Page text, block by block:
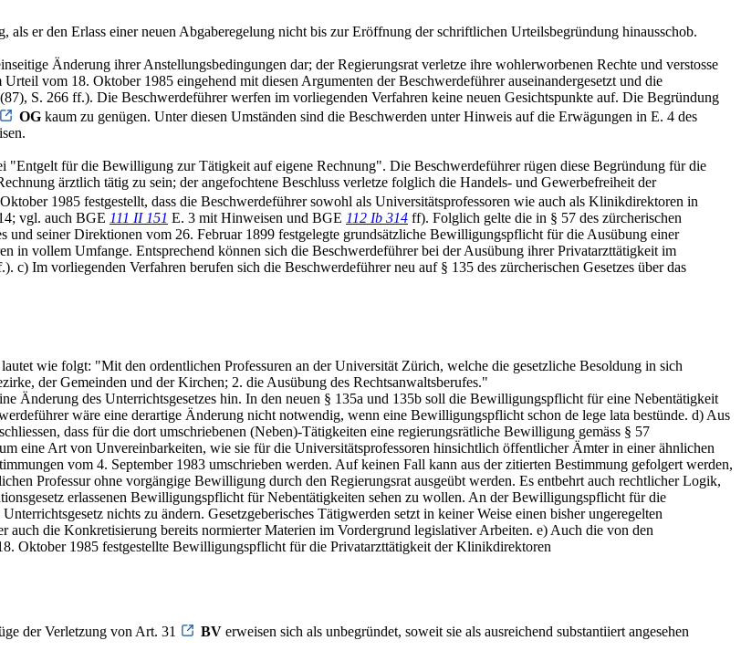
er den Erlass einer neuen Abgaberegelung nicht bis zur Eröffnung der schriftlichen Urteilsbegründung hinausschob.
Änderung ihrer Anstellungsbedingungen dar; der Regierungsrat verletze ihre wohlerworbenen Rechte und verstosse
vom 18. Oktober 1985 eingehend mit diesen Argumenten der Beschwerdeführer auseinandergesetzt und die
S. 266 ff.). Die Beschwerdeführer werfen im vorliegenden Verfahren keine neuen Gesichtspunkte auf. Die Begründung
OG kaum zu genügen. Unter diesen Umständen sind die Beschwerden unter Hinweis auf die Erwägungen in E. 4 des
"Entgelt für die Bewilligung zur Tätigkeit auf eigene Rechnung". Die Beschwerdeführer rügen diese Begründung für die
ärztlich tätig zu sein; der angefochtene Beschluss verletze folglich die Handels- und Gewerbefreiheit der
1985 festgestellt, dass die Beschwerdeführer sowohl als Universitätsprofessoren wie auch als Klinikdirektoren in
vgl. auch BGE 111 II 151 E. 3 mit Hinweisen und BGE 112 Ib 314 ff). Folglich gelte die in § 57 des zürcherischen
und seiner Direktionen vom 26. Februar 1899 festgelegte grundsätzliche Bewilligungspflicht für die Ausübung einer
vollem Umfange. Entsprechend können sich die Beschwerdeführer bei der Ausübung ihrer Privatarzttätigkeit im
Im vorliegenden Verfahren berufen sich die Beschwerdeführer neu auf § 135 des zürcherischen Gesetzes über das
wie folgt: "Mit den ordentlichen Professuren an der Universität Zürich, welche die gesetzliche Besoldung in sich
der Gemeinden und der Kirchen; 2. die Ausübung des Rechtsanwaltsberufes."
Änderung des Unterrichtsgesetzes hin. In den neuen § 135a und 135b soll die Bewilligungspflicht für eine Nebentätigkeit
wäre eine derartige Änderung nicht notwendig, wenn eine Bewilligungspflicht schon de lege lata bestünde. d) Aus
dass für die dort umschriebenen (Neben)-Tätigkeiten eine regierungsrätliche Bewilligung gemäss § 57
eine Art von Unvereinbarkeiten, wie sie für die Universitätsprofessoren hinsichtlich öffentlicher Ämter in einer ähnlichen
vom 4. September 1983 umschrieben werden. Auf keinen Fall kann aus der zitierten Bestimmung gefolgert werden,
Professur ohne vorgängige Bewilligung durch den Regierungsrat ausgeübt werden. Es entbehrt auch rechtlicher Logik,
erlassenen Bewilligungspflicht für Nebentätigkeiten sehen zu wollen. An der Bewilligungspflicht für die
nichts zu ändern. Gesetzgeberisches Tätigwerden setzt in keiner Weise einen bisher ungeregelten
auch die Konkretisierung bereits normierter Materien im Vordergrund legislativer Arbeiten. e) Auch die von den
Oktober 1985 festgestellte Bewilligungspflicht für die Privatarzttätigkeit der Klinikdirektoren
der Verletzung von Art. 31 BV erweisen sich als unbegründet, soweit sie als ausreichend substantiiert angesehen